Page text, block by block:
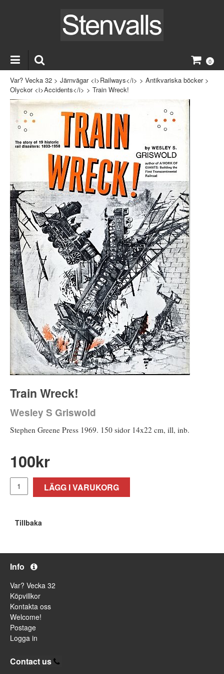
0
Var? Vecka 32 > Järnvägar <i>Railways</i> > Antikvariska böcker>
Olyckor <i>Accidents</i> > Train Wreck!
Train Wreck!
Wesley S Griswold
Stephen Greene Press 1969. 150 sidor 14x22 cm, ill, inb.
100kr
LÄGG I VARUKORG
Tillbaka
Info
Var? Vecka 32
Köpvillkor
Kontakta oss
Welcome!
Postage
Logga in
Contact us